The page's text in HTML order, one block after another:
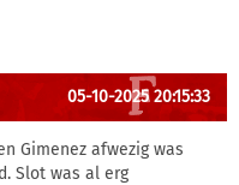
05-10-2025 20:15:33
Gimenez afwezig was
Slot was al erg